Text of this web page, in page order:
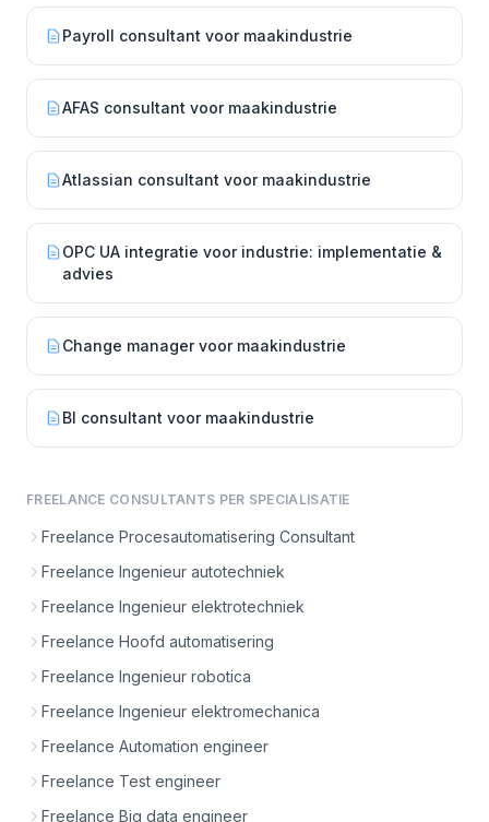
Payroll consultant voor maakindustrie
AFAS consultant voor maakindustrie
Atlassian consultant voor maakindustrie
OPC UA integratie voor industrie: implementatie &
advies
Change manager voor maakindustrie
BI consultant voor maakindustrie
FREELANCE CONSULTANTS PER SPECIALISATIE
Freelance Procesautomatisering Consultant
Freelance Ingenieur autotechniek
Freelance Ingenieur elektrotechniek
Freelance Hoofd automatisering
Freelance Ingenieur robotica
Freelance Ingenieur elektromechanica
Freelance Automation engineer
Freelance Test engineer
Freelance Big data engineer